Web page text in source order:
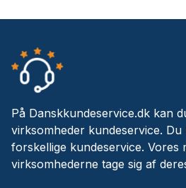
På Danskkundeservice.dk kan
virksomheder kundeservice. Du
forskellige kundeservice. Vores
virksomhederne tage sig af